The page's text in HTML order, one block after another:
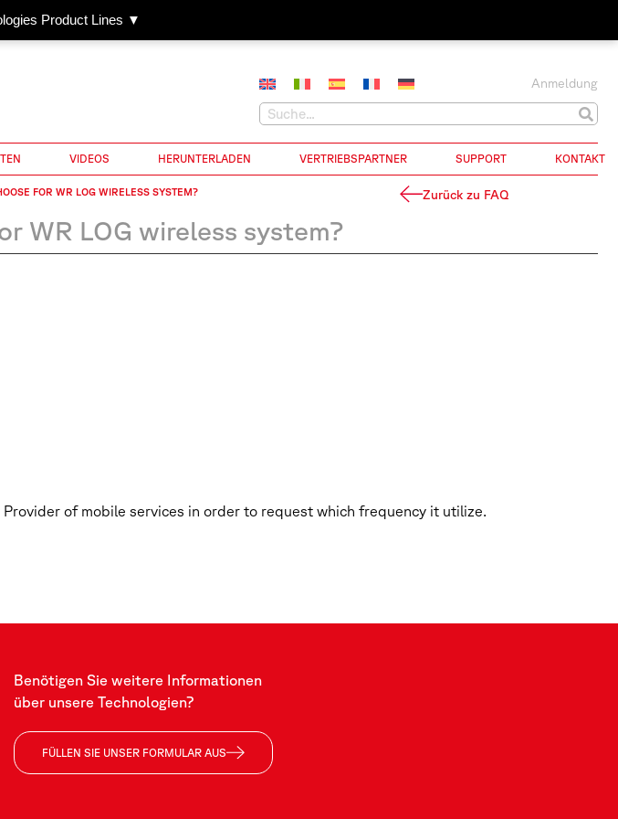
Product Lines ▼
Anmeldung
VIDEOS HERUNTERLADEN VERTRIEBSPARTNER SUPPORT KONTAKT
FOR WR LOG WIRELESS SYSTEM? Zurück zu FAQ
WR LOG wireless system?
of mobile services in order to request which frequency it utilize.
Benötigen Sie weitere Informationen
über unsere Technologien?
FÜLLEN SIE UNSER FORMULAR AUS